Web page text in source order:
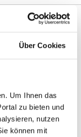
Über Cookies
Um Ihnen das
zu bieten und
nutzen
können mit